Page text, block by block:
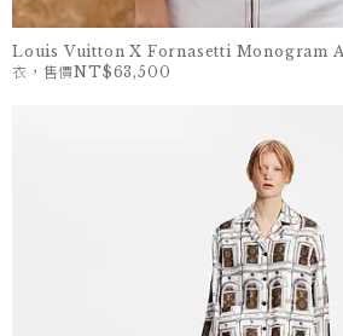
Louis Vuitton X Fornasetti Monogram
衣，售價NT$63,500